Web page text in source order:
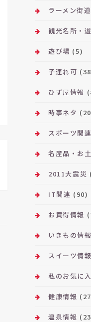
ラーメン街道
観光名所・
遊び場 (5)
子連れ可
ひず屋情報
時事ネタ
スポーツ関連
名産品・お
2011大震災
IT関連 (90)
お買得情報
いきもの情報
スイーツ情報
私のお気に
健康情報
温泉情報